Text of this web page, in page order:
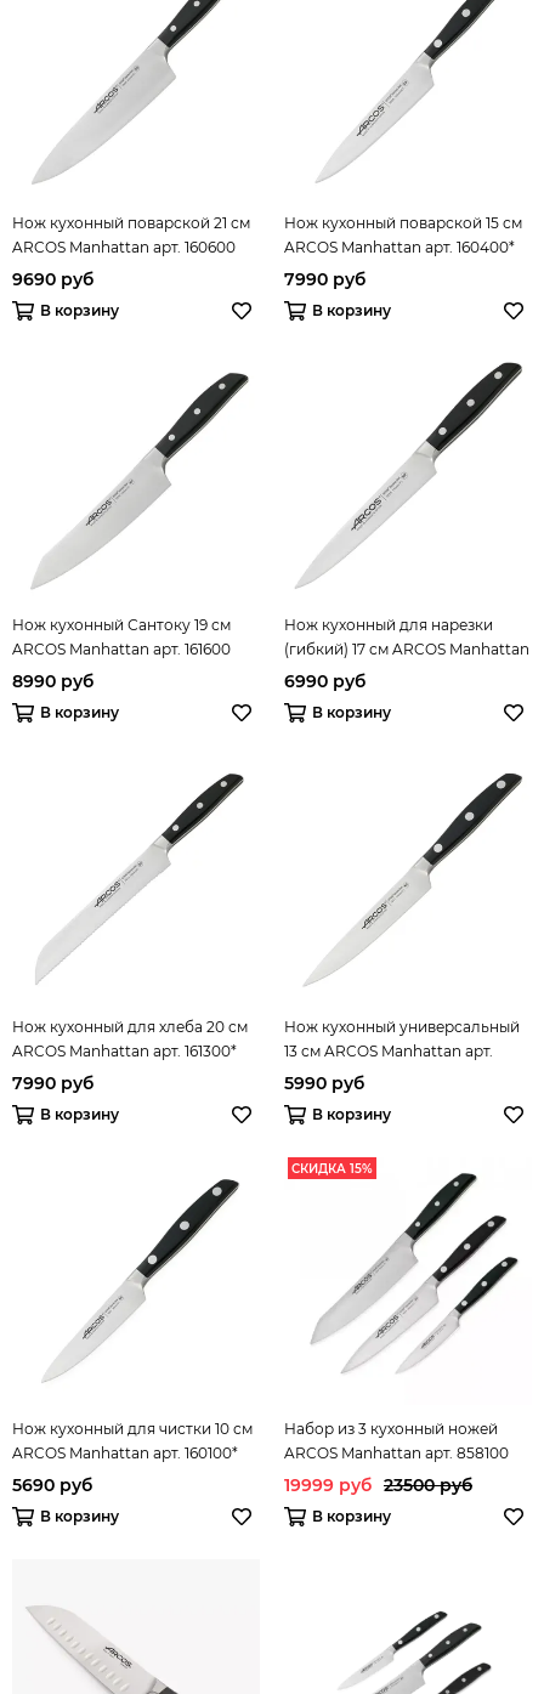
Нож кухонный поварской 21 см
ARCOS Manhattan арт. 160600
9690 руб
В корзину
Нож кухонный поварской 15 см
ARCOS Manhattan арт. 160400*
7990 руб
В корзину
Нож кухонный Сантоку 19 см
ARCOS Manhattan арт. 161600
8990 руб
В корзину
Нож кухонный для нарезки
(гибкий) 17 см ARCOS Manhattan
арт. 161400
6990 руб
В корзину
Нож кухонный для хлеба 20 см
ARCOS Manhattan арт. 161300*
7990 руб
В корзину
Нож кухонный универсальный
13 см ARCOS Manhattan арт.
161100
5990 руб
В корзину
Нож кухонный для чистки 10 см
ARCOS Manhattan арт. 160100*
5690 руб
В корзину
СКИДКА 15%
Набор из 3 кухонный ножей
ARCOS Manhattan арт. 858100
19999 руб 23500 руб
В корзину